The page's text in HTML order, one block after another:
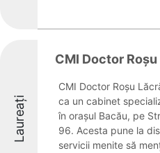
Laureați
CMI Doctor
CMI Doctor Roșu
ca un cabinet
în orașul Bacău, pe
96. Acesta pune la
servicii menite să